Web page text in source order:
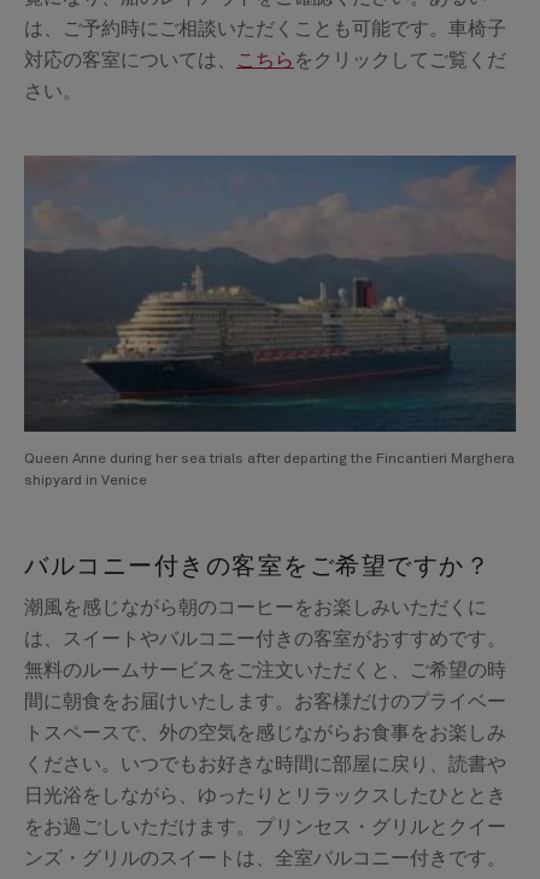
は、ご予約時にご相談いただくことも可能です。車椅子
対応の客室については、
こちら をクリックしてご覧くだ
さい。
Queen Anne during her sea trials after departing the Fincantieri Marghera
shipyard in Venice
バルコニー付きの客室をご希望ですか？
潮風を感じながら朝のコーヒーをお楽しみいただくに
は、スイートやバルコニー付きの客室がおすすめです。
無料のルームサービスをご注文いただくと、ご希望の時
間に朝食をお届けいたします。お客様だけのプライベー
トスペースで、外の空気を感じながらお食事をお楽しみ
ください。いつでもお好きな時間に部屋に戻り、読書や
日光浴をしながら、ゆったりとリラックスしたひととき
をお過ごしいただけます。プリンセス・グリルとクイー
ンズ・グリルのスイートは、全室バルコニー付きです。